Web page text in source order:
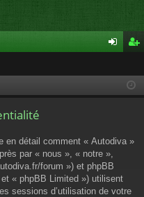
cri
en détail comment « Autodiva »
par « nous », « notre »,
forum ») et phpBB
« phpBB Limited ») utilisent
sessions d’utilisation de votre